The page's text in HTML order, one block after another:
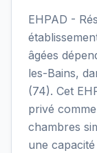
EHPAD -
âgées
les-Bains,
(74). Cet
privé
chambres
une